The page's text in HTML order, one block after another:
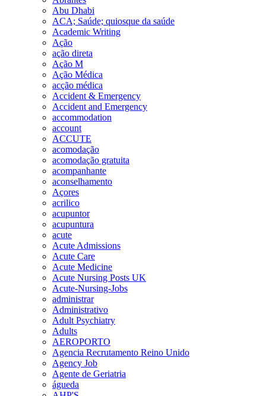
Abu Dhabi
ACA; Saúde; quiosque da saúde
Academic Writing
Ação
ação direta
Ação M
Ação Médica
acção médica
Accident & Emergency
Accident and Emergency
accommodation
account
ACCUTE
acomodação
acomodação gratuita
acompanhante
aconselhamento
Açores
acrilico
acupuntor
acupuntura
acute
Acute Admissions
Acute Care
Acute Medicine
Acute Nursing Posts UK
Acute-Nursing-Jobs
administrar
Administrativo
Adult Psychiatry
Adults
AEROPORTO
Agencia Recrutamento Reino Unido
Agency Job
Agente de Geriatria
águeda